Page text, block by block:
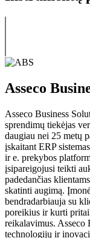
Asseco
Asseco Business
sprendimų tiekėjas
daugiau nei 25 metų
įskaitant ERP
ir e. prekybos
įsipareigojusi teikti
padedančias
skatinti augimą.
bendradarbiauja su
poreikius ir kurti
reikalavimus. Asseco
technologijų ir